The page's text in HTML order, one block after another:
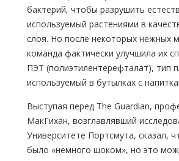
бактерий, чтобы разрушить
используемый растениями в
слоя. Но после некоторых нежных
команда фактически улучшила их
ПЭТ (полиэтилентерефталат), тип
используемый в бутылках с
Выступая перед The Guardian,
МакГихан, возглавлявший
Университете Портсмута, сказал,
было «немного шоком», но это